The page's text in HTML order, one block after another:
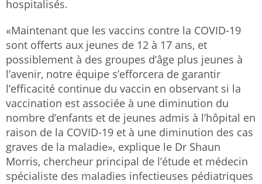
hospitalisés.
«Maintenant que les vaccins contre la COVID-19
sont offerts aux jeunes de 12 à 17 ans, et
possiblement à des groupes d’âge plus jeunes à
l’avenir, notre équipe s’efforcera de garantir
l’efficacité continue du vaccin en observant si la
vaccination est associée à une diminution du
nombre d’enfants et de jeunes admis à l’hôpital en
raison de la COVID-19 et à une diminution des cas
graves de la maladie», explique le Dr Shaun
Morris, chercheur principal de l’étude et médecin
spécialiste des maladies infectieuses pédiatriques